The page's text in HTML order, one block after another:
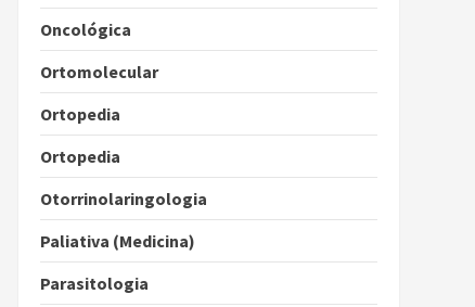
Oncológica
Ortomolecular
Ortopedia
Ortopedia
Otorrinolaringologia
Paliativa (Medicina)
Parasitologia